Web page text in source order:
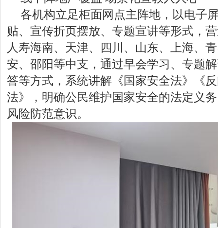
各机构立足柜面网点主阵地，以电子
贴、宣传折页摆放、专题宣讲等形式，
人寿海南、天津、四川、山东、上海、
安、邵阳等中支，通过早会学习、专题
答等方式，系统讲解《国家安全法》《
法》，明确公民维护国家安全的法定义
风险防范意识。